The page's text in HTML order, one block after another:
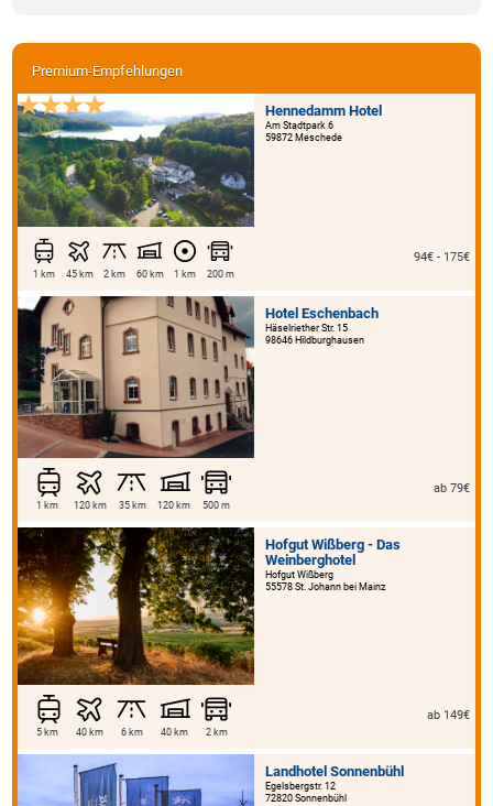
Premium-Empfehlungen
Hennedamm Hotel
Am Stadtpark 6
59872 Meschede
1 km 45 km 2 km 60 km 1 km 200 m
94€ - 175€
Hotel Eschenbach
Häselriether Str. 15
98646 Hildburghausen
1 km 120 km 35 km 120 km 500 m
ab 79€
Hofgut Wißberg - Das
Weinberghotel
Hofgut Wißberg
55578 St. Johann bei Mainz
5 km 40 km 6 km 40 km 2 km
ab 149€
Landhotel Sonnenbühl
Egelsbergstr. 12
72820 Sonnenbühl